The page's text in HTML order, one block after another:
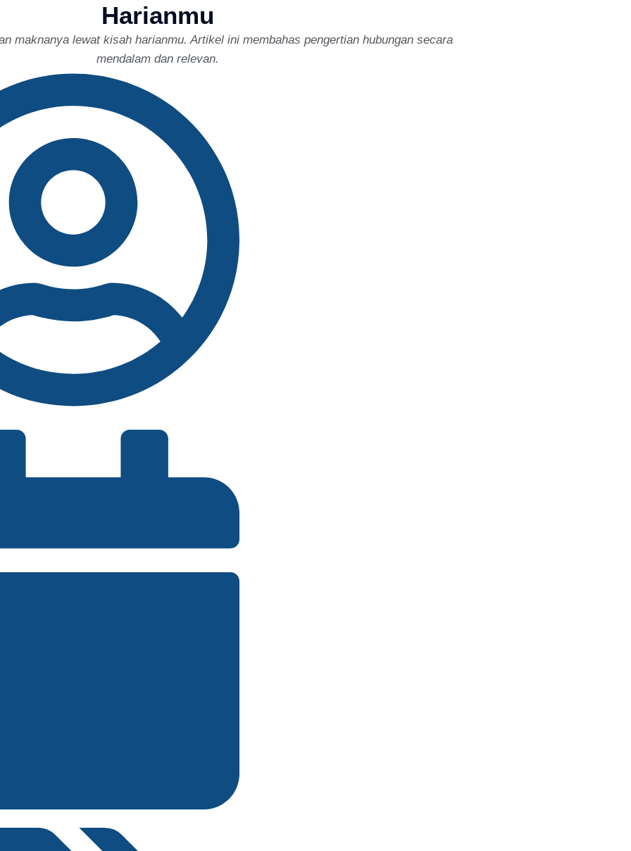
Harianmu
maknanya lewat kisah harianmu. Artikel ini membahas pengertian hubungan secara
mendalam dan relevan.